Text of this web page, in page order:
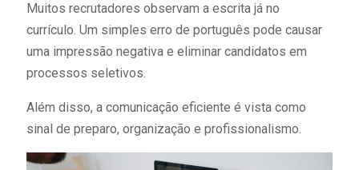
Muitos recrutadores observam a escrita já no
currículo. Um simples erro de português pode causar
uma impressão negativa e eliminar candidatos em
processos seletivos.
Além disso, a comunicação eficiente é vista como
sinal de preparo, organização e profissionalismo.